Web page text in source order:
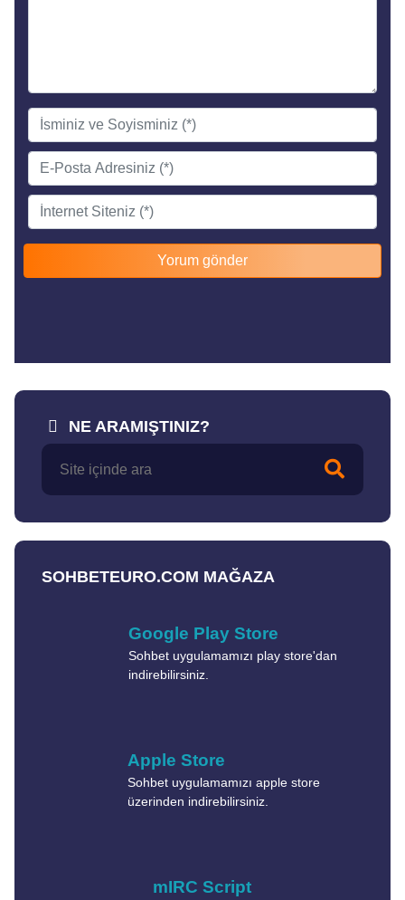
NE ARAMIŞTINIZ?
SOHBETEURO.COM MAĞAZA
Google Play Store
Sohbet uygulamamızı play store'dan
indirebilirsiniz.
Apple Store
Sohbet uygulamamızı apple store
üzerinden indirebilirsiniz.
mIRC Script